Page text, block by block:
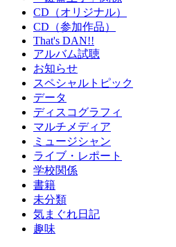
CD（オリジナル）
CD（参加作品）
That's DAN!!
アルバム試聴
お知らせ
スペシャルトピック
データ
ディスコグラフィ
マルチメディア
ミュージシャン
ライブ・レポート
学校関係
書籍
未分類
気まぐれ日記
趣味